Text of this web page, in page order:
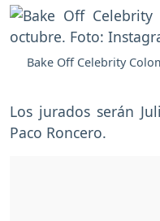
Bake Off Celebrity
Los jurados serán
Paco Roncero.